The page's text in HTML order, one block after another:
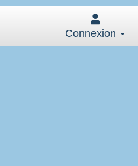
Connexion